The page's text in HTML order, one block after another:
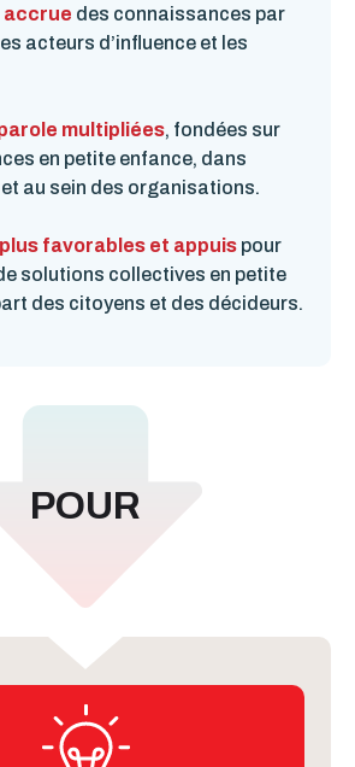
accrue des connaissances par
acteurs d’influence et les
multipliées, fondées sur
en petite enfance, dans
et au sein des organisations.
favorables et appuis pour
solutions collectives en petite
des citoyens et des décideurs.
POUR